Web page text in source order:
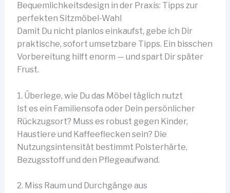
Bequemlichkeitsdesign in der Praxis: Tipps zur
perfekten Sitzmöbel-Wahl
Damit Du nicht planlos einkaufst, gebe ich Dir
praktische, sofort umsetzbare Tipps. Ein bisschen
Vorbereitung hilft enorm — und spart Dir später
Frust.
1. Überlege, wie Du das Möbel täglich nutzt
Ist es ein Familiensofa oder Dein persönlicher
Rückzugsort? Muss es robust gegen Kinder,
Haustiere und Kaffeeflecken sein? Die
Nutzungsintensität bestimmt Polsterhärte,
Bezugsstoff und den Pflegeaufwand.
2. Miss Raum und Durchgänge aus